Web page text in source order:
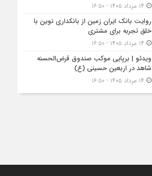
روایت بانک ایران زمین از بانکداری نوین با
خلق تجربه برای مشتری
ویدئو | برپایی موکب صندوق قرض‌الحسنه
شاهد در اربعین حسینی (ع)